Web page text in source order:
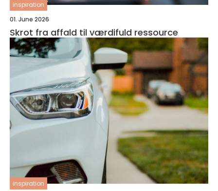
inspiration
01. June 2026
Skrot fra affald til værdifuld ressource
inspiration